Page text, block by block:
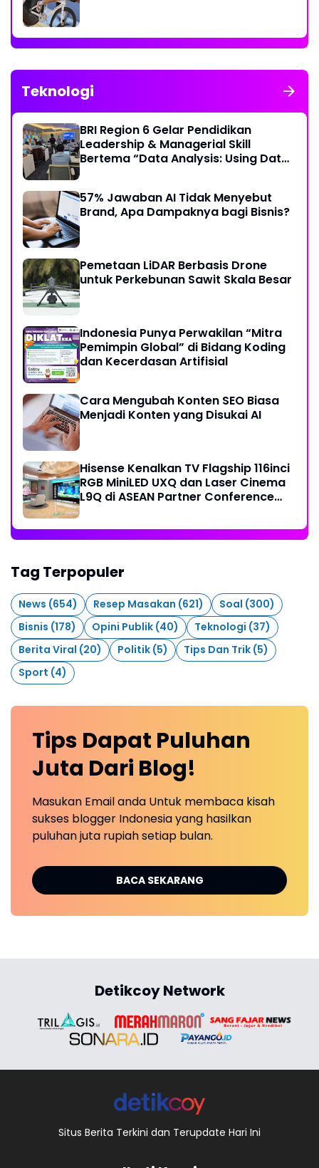
Teknologi
BRI Region 6 Gelar Pendidikan
Leadership & Managerial Skill
Bertema “Data Analysis: Using Data
57% Jawaban AI Tidak Menyebut
Brand, Apa Dampaknya bagi Bisnis?
Pemetaan LiDAR Berbasis Drone
untuk Perkebunan Sawit Skala Besar
Indonesia Punya Perwakilan “Mitra
Pemimpin Global” di Bidang Koding
dan Kecerdasan Artifisial
Cara Mengubah Konten SEO Biasa
Menjadi Konten yang Disukai AI
Hisense Kenalkan TV Flagship 116inci
RGB MiniLED UXQ dan Laser Cinema
L9Q di ASEAN Partner Conference
Tag Terpopuler
News (654) Resep Masakan (621) Soal (300)
Bisnis (178) Opini Publik (40) Teknologi (37)
Berita Viral (20) Politik (5) Tips Dan Trik (5)
Sport (4)
Tips Dapat Puluhan
Juta Dari Blog!
Masukan Email anda Untuk membaca kisah
sukses blogger Indonesia yang hasilkan
puluhan juta rupiah setiap bulan.
BACA SEKARANG
Detikcoy Network
Situs Berita Terkini dan Terupdate Hari Ini